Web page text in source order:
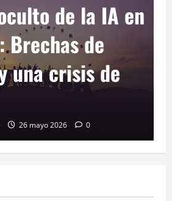
en
futuro del
y la apuesta
abril 2026 0